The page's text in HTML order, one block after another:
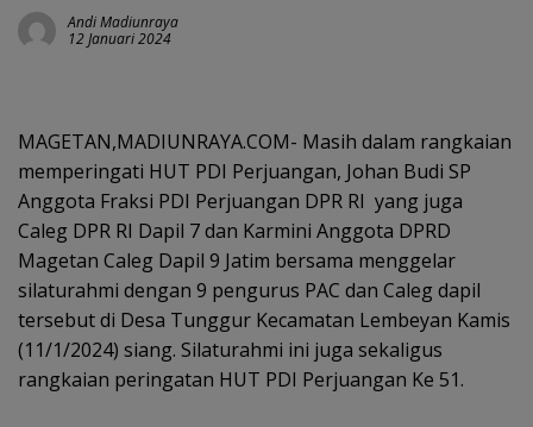
Andi Madiunraya
12 Januari 2024
MAGETAN,MADIUNRAYA.COM- Masih dalam rangkaian
memperingati HUT PDI Perjuangan, Johan Budi SP
Anggota Fraksi PDI Perjuangan DPR RI yang juga
Caleg DPR RI Dapil 7 dan Karmini Anggota DPRD
Magetan Caleg Dapil 9 Jatim bersama menggelar
silaturahmi dengan 9 pengurus PAC dan Caleg dapil
tersebut di Desa Tunggur Kecamatan Lembeyan Kamis
(11/1/2024) siang. Silaturahmi ini juga sekaligus
rangkaian peringatan HUT PDI Perjuangan Ke 51.